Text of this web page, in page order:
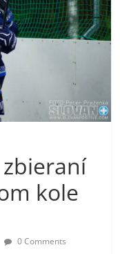
kole
0 Comments